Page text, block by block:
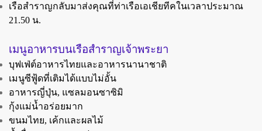
เรือสำราญกลับมาส่งคุณที่ท่าเรือเอเชียทีคในเวลาประมาณ
21.50 น.
เมนูอาหารบนเรือสำราญเจ้าพระยา
บุฟเฟ่ต์อาหารไทยและอาหารนานาชาติ
เมนูซีฟู้ดที่เติมได้แบบไม่อั้น
อาหารญี่ปุ่น, แซลมอนซาซิมิ
กุ้งแม่น้ำอร่อยมาก
ขนมไทย, เค้กและผลไม้